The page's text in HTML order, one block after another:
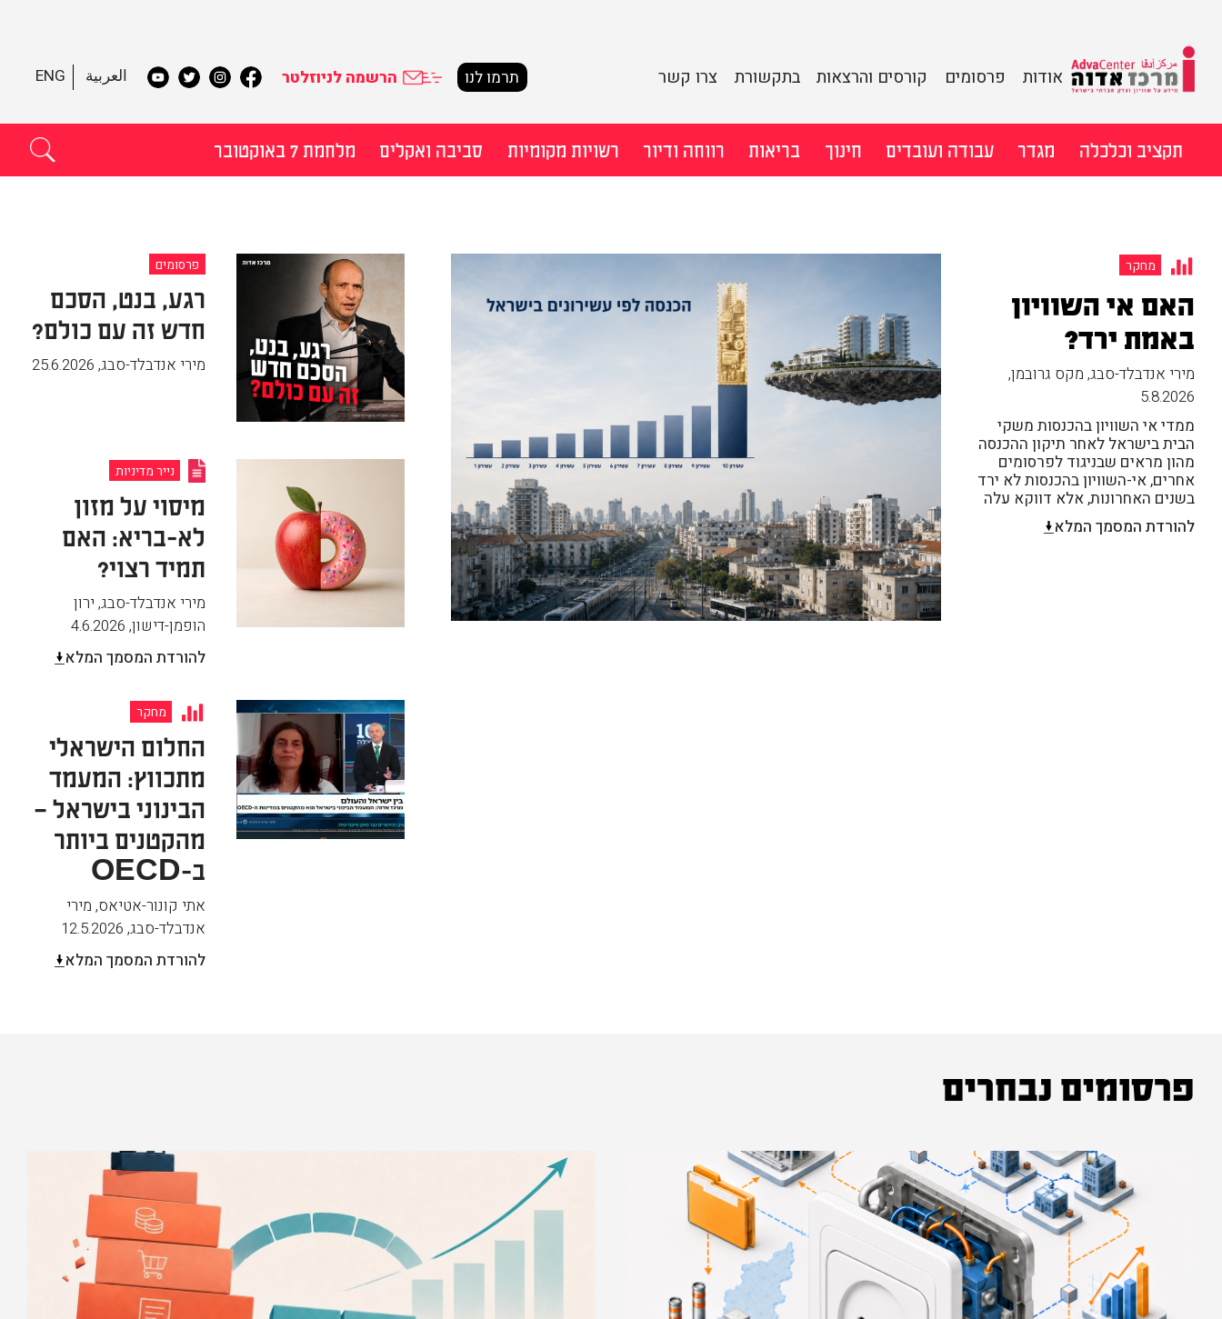
מרכז
אדוה
מידע על שוויון
וצדק חברתי
אודות פרסומים קורסים והרצאות בתקשורת צרו קשר תרמו לנו הרשמה לניוזלטר العربية ENG
לדלג
לתוכן
תקציב וכלכלה מגדר עבודה ועובדים חינוך בריאות רווחה ודיור רשויות מקומיות סביבה ואקלים מלחמת 7 באוקטובר
מחקר
האם אי השוויון
באמת ירד?
מירי אנדבלד-סבג, מקס גרובמן,
5.8.2026
ממדי אי השוויון בהכנסות משקי
הבית בישראל לאחר תיקון ההכנסה
מהון מראים שבניגוד לפרסומים
אחרים, אי-השוויון בהכנסות לא ירד
בשנים האחרונות, אלא דווקא עלה
להורדת המסמך המלא
פרסומים
רגע, בנט, הסכם
חדש זה עם כולם?
מירי אנדבלד-סבג,
25.6.2026
נייר מדיניות
מיסוי על מזון
לא-בריא: האם
תמיד רצוי?
מירי אנדבלד-סבג, ירון
הופמן-דישון,
4.6.2026
להורדת המסמך המלא
מחקר
החלום הישראלי
מתכווץ: המעמד
הבינוני בישראל –
מהקטנים ביותר
ב-OECD
אתי קונור-אטיאס, מירי
אנדבלד-סבג,
12.5.2026
להורדת המסמך המלא
פרסומים נבחרים